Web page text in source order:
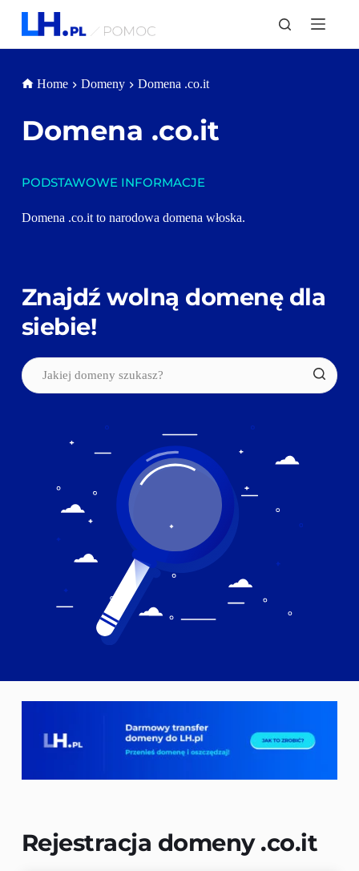
P
d
Home Domeny Domena .co.it
Domena .co.it
PODSTAWOWE INFORMACJE
Domena .co.it to narodowa domena włoska.
Znajdź wolną domenę dla
siebie!
Rejestracja domeny .co.it